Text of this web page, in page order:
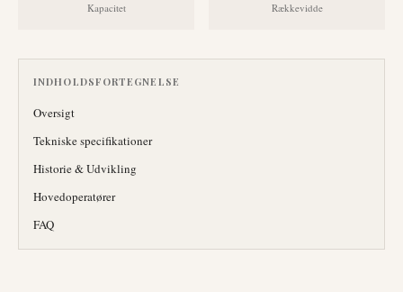
Kapacitet Rækkevidde
INDHOLDSFORTEGNELSE
Oversigt
Tekniske specifikationer
Historie & Udvikling
Hovedoperatører
FAQ